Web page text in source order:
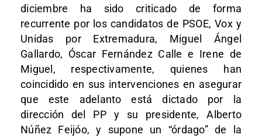
diciembre ha sido criticado de forma
recurrente por los candidatos de PSOE, Vox y
Unidas por Extremadura, Miguel Ángel
Gallardo, Óscar Fernández Calle e Irene de
Miguel, respectivamente, quienes han
coincidido en sus intervenciones en asegurar
que este adelanto está dictado por la
dirección del PP y su presidente, Alberto
Núñez Feijóo, y supone un “órdago” de la